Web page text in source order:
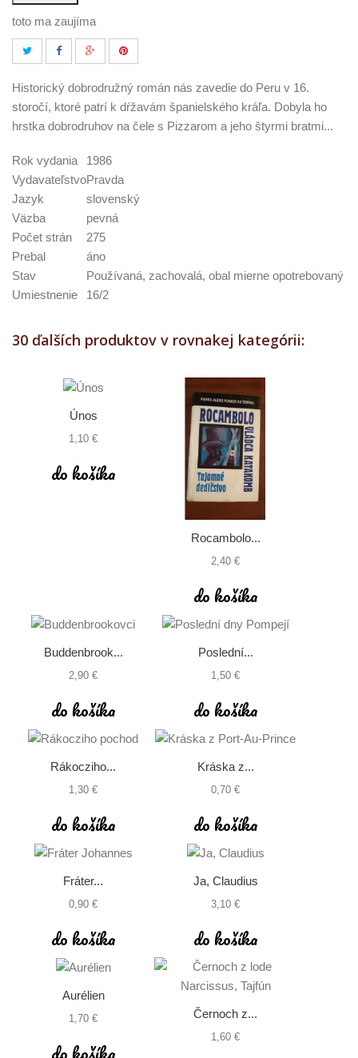
toto ma zaujíma
Historický dobrodružný román nás zavedie do Peru v 16.
storočí, ktoré patrí k dŕžavám španielského kráľa. Dobyla ho
hrstka dobrodruhov na čele s Pizzarom a jeho štyrmi bratmi...
Rok vydania
1986
VydavateľstvoPravda
Jazyk
slovenský
Väzba
pevná
Počet strán
275
Prebal
áno
Stav
Používaná, zachovalá, obal mierne opotrebovaný
Umiestnenie
16/2
30 ďalších produktov v rovnakej kategórii:
Únos
1,10 €
do košíka
Rocambolo...
2,40 €
do košíka
Buddenbrook...
2,90 €
do košíka
Poslední...
1,50 €
do košíka
Rákocziho...
1,30 €
do košíka
Kráska z...
0,70 €
do košíka
Fráter...
0,90 €
do košíka
Ja, Claudius
3,10 €
do košíka
Aurélien
1,70 € Černoch z...
1,60 €